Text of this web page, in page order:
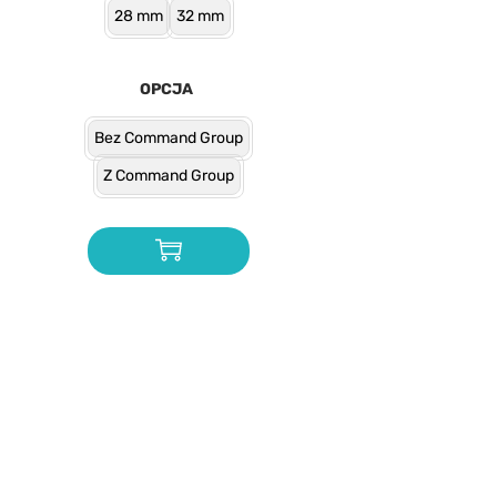
28 mm 32 mm
OPCJA
Bez Command Group
Z Command Group